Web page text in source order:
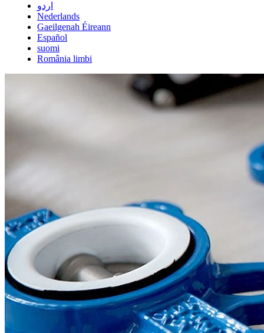
اردو
Nederlands
Gaeilgenah Éireann
Español
suomi
România limbi